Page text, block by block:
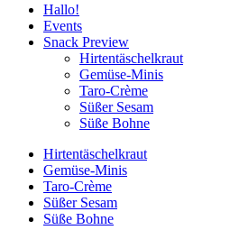
Hallo!
Events
Snack Preview
Hirtentäschelkraut
Gemüse-Minis
Taro-Crème
Süßer Sesam
Süße Bohne
Hirtentäschelkraut
Gemüse-Minis
Taro-Crème
Süßer Sesam
Süße Bohne